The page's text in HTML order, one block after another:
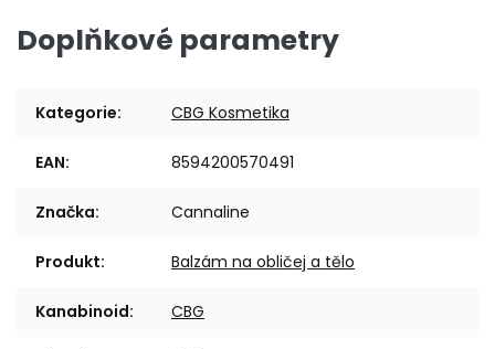
Doplňkové parametry
Kategorie: CBG Kosmetika
EAN: 8594200570491
Značka: Cannaline
Produkt: Balzám na obličej a tělo
Kanabinoid: CBG